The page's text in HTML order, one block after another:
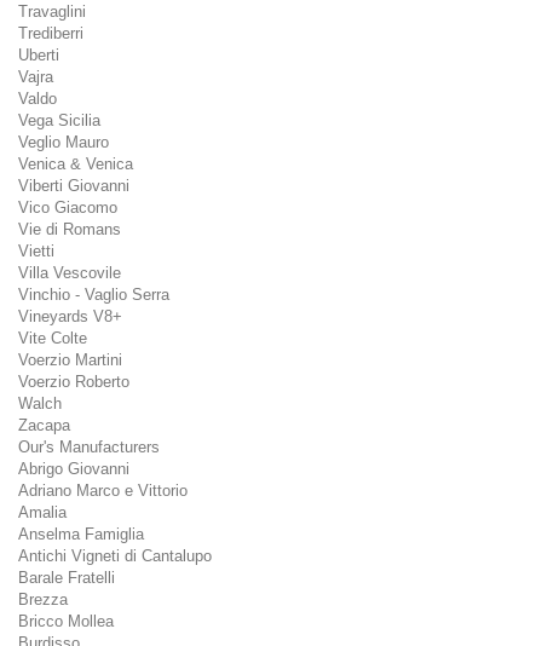
Travaglini
Trediberri
Uberti
Vajra
Valdo
Vega Sicilia
Veglio Mauro
Venica & Venica
Viberti Giovanni
Vico Giacomo
Vie di Romans
Vietti
Villa Vescovile
Vinchio - Vaglio Serra
Vineyards V8+
Vite Colte
Voerzio Martini
Voerzio Roberto
Walch
Zacapa
Our's Manufacturers
Abrigo Giovanni
Adriano Marco e Vittorio
Amalia
Anselma Famiglia
Antichi Vigneti di Cantalupo
Barale Fratelli
Brezza
Bricco Mollea